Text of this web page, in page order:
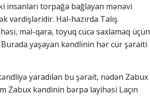
insanları torpağa bağlayan mənəvi
vərdişləridir. Hal-hazırda Talış
mal-qara, toyuq cücə saxlamaq üçün
yaşayan kəndlinin hər cür şəraiti
yaradılan bu şərait, nədən Zabux
Zabux kəndinin bərpa layihəsi Laçın